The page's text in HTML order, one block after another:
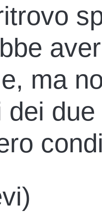
ma
dei